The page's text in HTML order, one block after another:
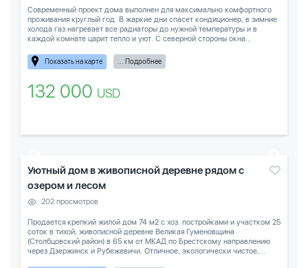
Современный проект дома выполнен для максимально комфортного
проживания круглый год. В жаркие дни спасет кондиционер, в зимние
холода газ нагревает все радиаторы до нужной температуры и в
каждой комнате царит тепло и уют. С северной стороны окна...
Показать на карте ... Подробнее
132 000 USD
Уютный дом в живописной деревне рядом с
озером и лесом
202 просмотров
Продается крепкий жилой дом 74 м2 с хоз. постройками и участком 25
соток в тихой, живописной деревне Великая Гуменовщина
(Столбцовский район) в 65 км от МКАД по Брестскому направлению
через Дзержинск и Рубежевичи. Отличное, экологически чистое,...